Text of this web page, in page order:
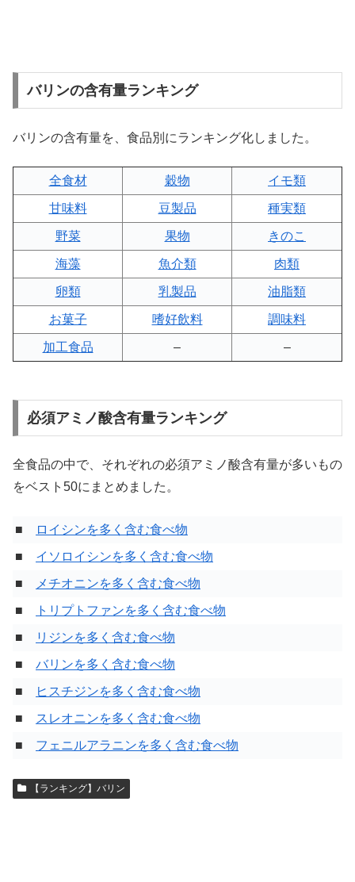
バリンの含有量ランキング
バリンの含有量を、食品別にランキング化しました。
全食材 穀物 イモ類
甘味料 豆製品 種実類
野菜 果物 きのこ
海藻 魚介類 肉類
卵類 乳製品 油脂類
お菓子 嗜好飲料 調味料
加工食品 – –
必須アミノ酸含有量ランキング
全食品の中で、それぞれの必須アミノ酸含有量が多いもの
をベスト50にまとめました。
■
ロイシンを多く含む食べ物
■ イソロイシンを多く含む食べ物
■
メチオニンを多く含む食べ物
■
トリプトファンを多く含む食べ物
■
リジンを多く含む食べ物
■ バリンを多く含む食べ物
■
ヒスチジンを多く含む食べ物
■
スレオニンを多く含む食べ物
■ フェニルアラニンを多く含む食べ物
【ランキング】バリン